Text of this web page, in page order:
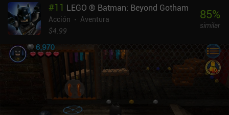
durante los 2 primeros niveles, y con un único iAP de 4,99 $ se
desbloquea el juego completo. La jugabilidad se adaptará
perfectamente a una gran variedad de jugadores de todas las
#11 LEGO ® Batman: Beyond Gotham
Acción
Aventura
$4.99
85%
similar